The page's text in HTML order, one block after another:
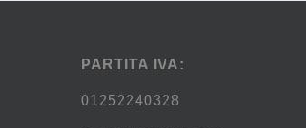
PARTITA IVA:
01252240328